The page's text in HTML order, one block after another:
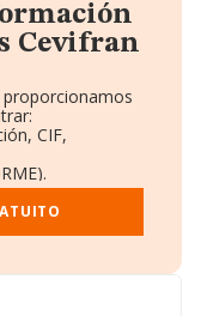
Cevifran
CIF,